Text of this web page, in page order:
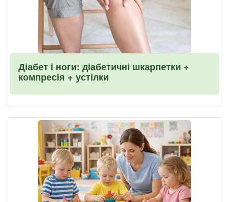
Діабет і ноги: діабетичні шкарпетки +
компресія + устілки